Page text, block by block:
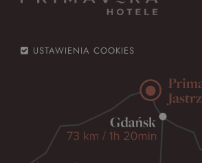
USTAWIENIA COOKIES